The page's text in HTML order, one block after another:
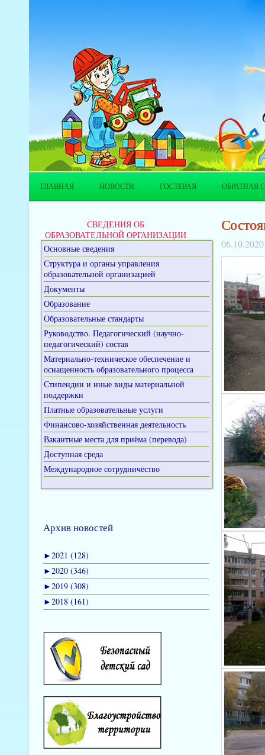
ГЛАВНАЯ НОВОСТИ ГОСТЕВАЯ ОБРАТНАЯ
СВЕДЕНИЯ ОБ
ОБРАЗОВАТЕЛЬНОЙ ОРГАНИЗАЦИИ
Основные сведения
Структура и органы управления
образовательной организацией
Документы
Образование
Образовательные стандарты
Руководство. Педагогический (научно-
педагогический) состав
Материально-техническое обеспечение и
оснащенность образовательного процесса
Стипендии и иные виды материальной
поддержки
Платные образовательные услуги
Финансово-хозяйственная деятельность
Вакантные места для приёма (перевода)
Доступная среда
Международное сотрудничество
Архив новостей
►2021 (128)
►2020 (346)
►2019 (308)
►2018 (161)
06.10.2020